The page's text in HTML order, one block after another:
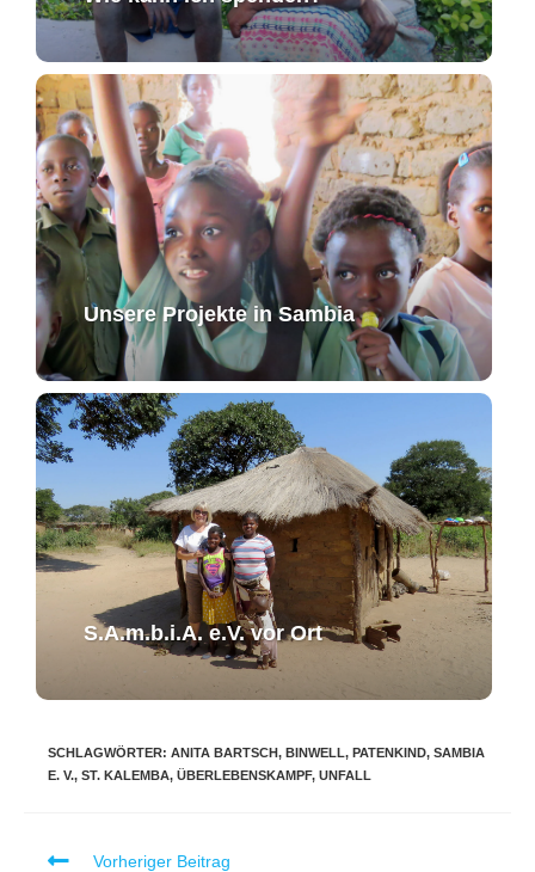
Unsere Projekte in Sambia
S.A.m.b.i.A. e.V. ​vor Ort​​
SCHLAGWÖRTER: ANITA BARTSCH, BINWELL, PATENKIND, SAMBIA
E. V., ST. KALEMBA, ÜBERLEBENSKAMPF, UNFALL
Vorheriger Beitrag